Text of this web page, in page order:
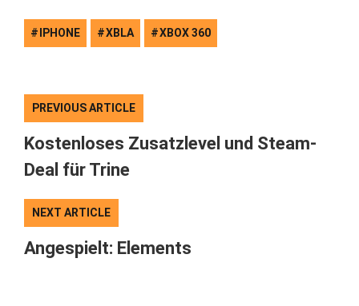
IPHONE XBLA XBOX 360
PREVIOUS ARTICLE
Kostenloses Zusatzlevel und Steam-
Deal für Trine
NEXT ARTICLE
Angespielt: Elements